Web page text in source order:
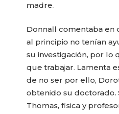
madre.
​Donnall comentaba en
al principio no tenían
su investigación, por lo
que trabajar. Lamenta
de no ser por ello,
obtenido su doctorado.
Thomas, física y